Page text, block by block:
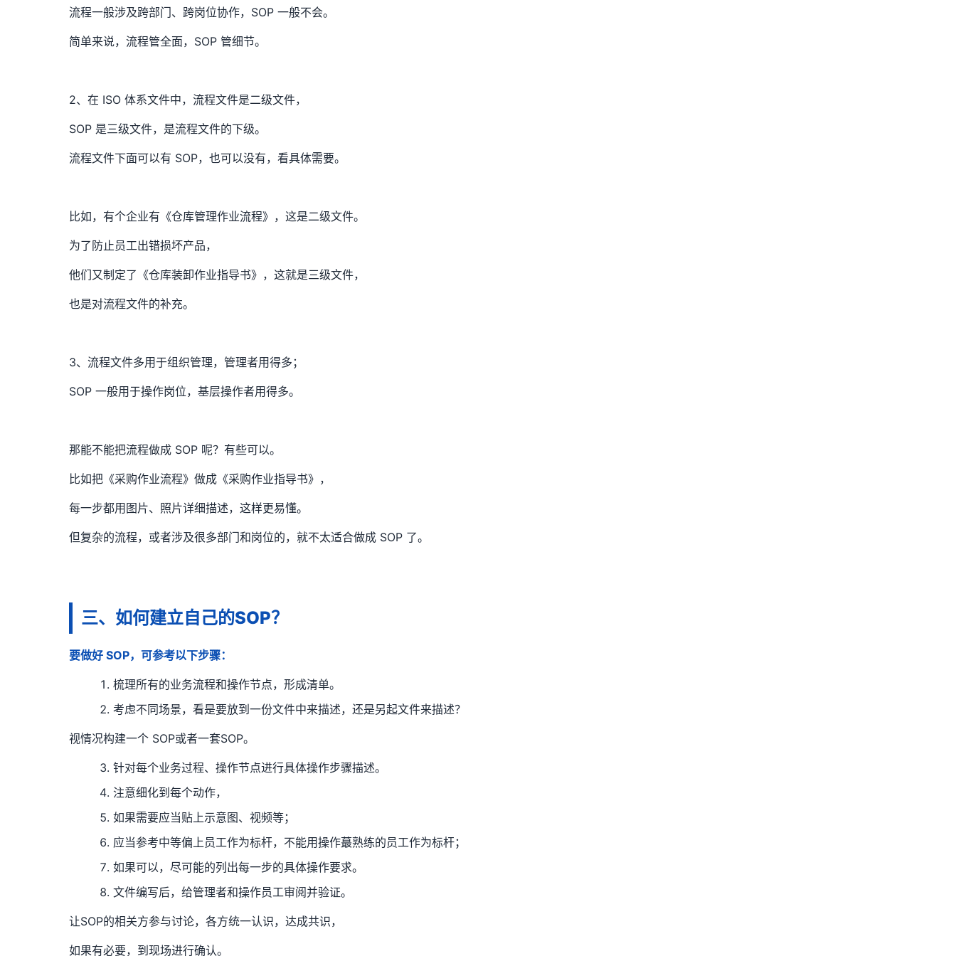
流程一般涉及跨部门、跨岗位协作，SOP 一般不会。
简单来说，流程管全面，SOP 管细节。
2、在 ISO 体系文件中，流程文件是二级文件，
SOP 是三级文件，是流程文件的下级。
流程文件下面可以有 SOP，也可以没有，看具体需要。
比如，有个企业有《仓库管理作业流程》，这是二级文件。
为了防止员工出错损坏产品，
他们又制定了《仓库装卸作业指导书》，这就是三级文件，
也是对流程文件的补充。
3、流程文件多用于组织管理，管理者用得多；
SOP 一般用于操作岗位，基层操作者用得多。
那能不能把流程做成 SOP 呢？有些可以。
比如把《采购作业流程》做成《采购作业指导书》，
每一步都用图片、照片详细描述，这样更易懂。
但复杂的流程，或者涉及很多部门和岗位的，就不太适合做成 SOP 了。
三、如何建立自己的SOP？
要做好 SOP，可参考以下步骤：
梳理所有的业务流程和操作节点，形成清单。
考虑不同场景，看是要放到一份文件中来描述，还是另起文件来描述？
视情况构建一个 SOP或者一套SOP。
针对每个业务过程、操作节点进行具体操作步骤描述。
注意细化到每个动作，
如果需要应当贴上示意图、视频等；
应当参考中等偏上员工作为标杆，不能用操作蕞熟练的员工作为标杆；
如果可以，尽可能的列出每一步的具体操作要求。
文件编写后，给管理者和操作员工审阅并验证。
让SOP的相关方参与讨论，各方统一认识，达成共识，
如果有必要，到现场进行确认。